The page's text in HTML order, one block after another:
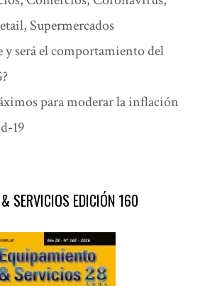
, Supermercados
y será el comportamiento del
para moderar la inflación
19
SERVICIOS EDICIÓN 160